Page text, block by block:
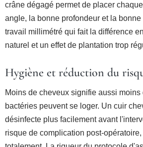
crâne dégagé permet de placer
angle, la bonne profondeur et la
travail millimétré qui fait la différence
naturel et un effet de plantation trop
Hygiène et réduction du
Moins de cheveux signifie aussi
bactéries peuvent se loger. Un cuir
désinfecte plus facilement avant
risque de complication post-